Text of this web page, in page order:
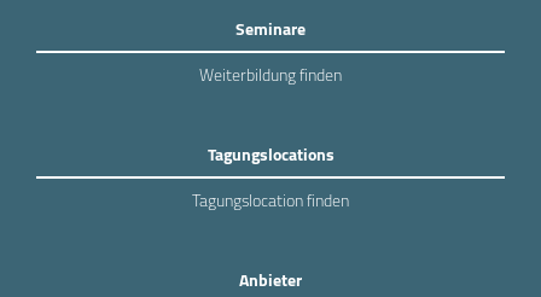
Seminare
Weiterbildung finden
Tagungslocations
Tagungslocation finden
Anbieter